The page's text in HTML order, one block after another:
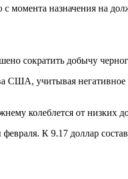
момента назначения на
сократить добычу
США, учитывая
колеблется от низких
К 9.17 доллар